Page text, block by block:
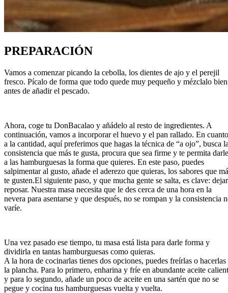
PREPARACIÓN
Vamos a comenzar picando la cebolla, los dientes de ajo y el perejil
fresco. Pícalo de forma que todo quede muy pequeño y mézclalo bien
antes de añadir el pescado.
Ahora, coge tu DonBacalao y añádelo al resto de ingredientes. A
continuación, vamos a incorporar el huevo y el pan rallado. En cuanto
a la cantidad, aquí preferimos que hagas la técnica de “a ojo”, busca
consistencia que más te gusta, procura que sea firme y te permita darle
a las hamburguesas la forma que quieres. En este paso, puedes
salpimentar al gusto, añade el aderezo que quieras, los sabores que
te gusten.El siguiente paso, y que mucha gente se salta, es clave: dejar
reposar. Nuestra masa necesita que le des cerca de una hora en la
nevera para asentarse y que después, no se rompan y la consistencia
varíe.
Una vez pasado ese tiempo, tu masa está lista para darle forma y
dividirla en tantas hamburguesas como quieras.
A la hora de cocinarlas tienes dos opciones, puedes freírlas o hacerlas
la plancha. Para lo primero, enharina y fríe en abundante aceite
y para lo segundo, añade un poco de aceite en una sartén que no se
pegue y cocina tus hamburguesas vuelta y vuelta.